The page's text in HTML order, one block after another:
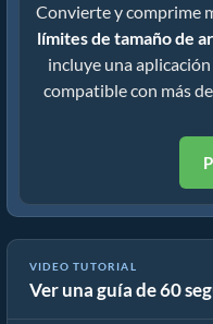
Convierte y comprime
límites de tamaño de
incluye una
compatible con más
VIDEO TUTORIAL
Ver una guía de 60
Cómo reducir MP4 a 16MB